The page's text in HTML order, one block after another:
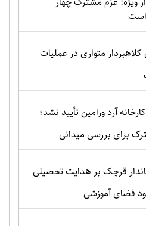
متواری در عملیات
آرد ورامین تأیید نشد؛
برای بررسی میدانی
قرچک بر هدایت تحصیلی
فضای آموزشی